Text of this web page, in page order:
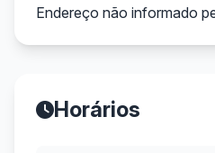
Endereço não informado
Horários